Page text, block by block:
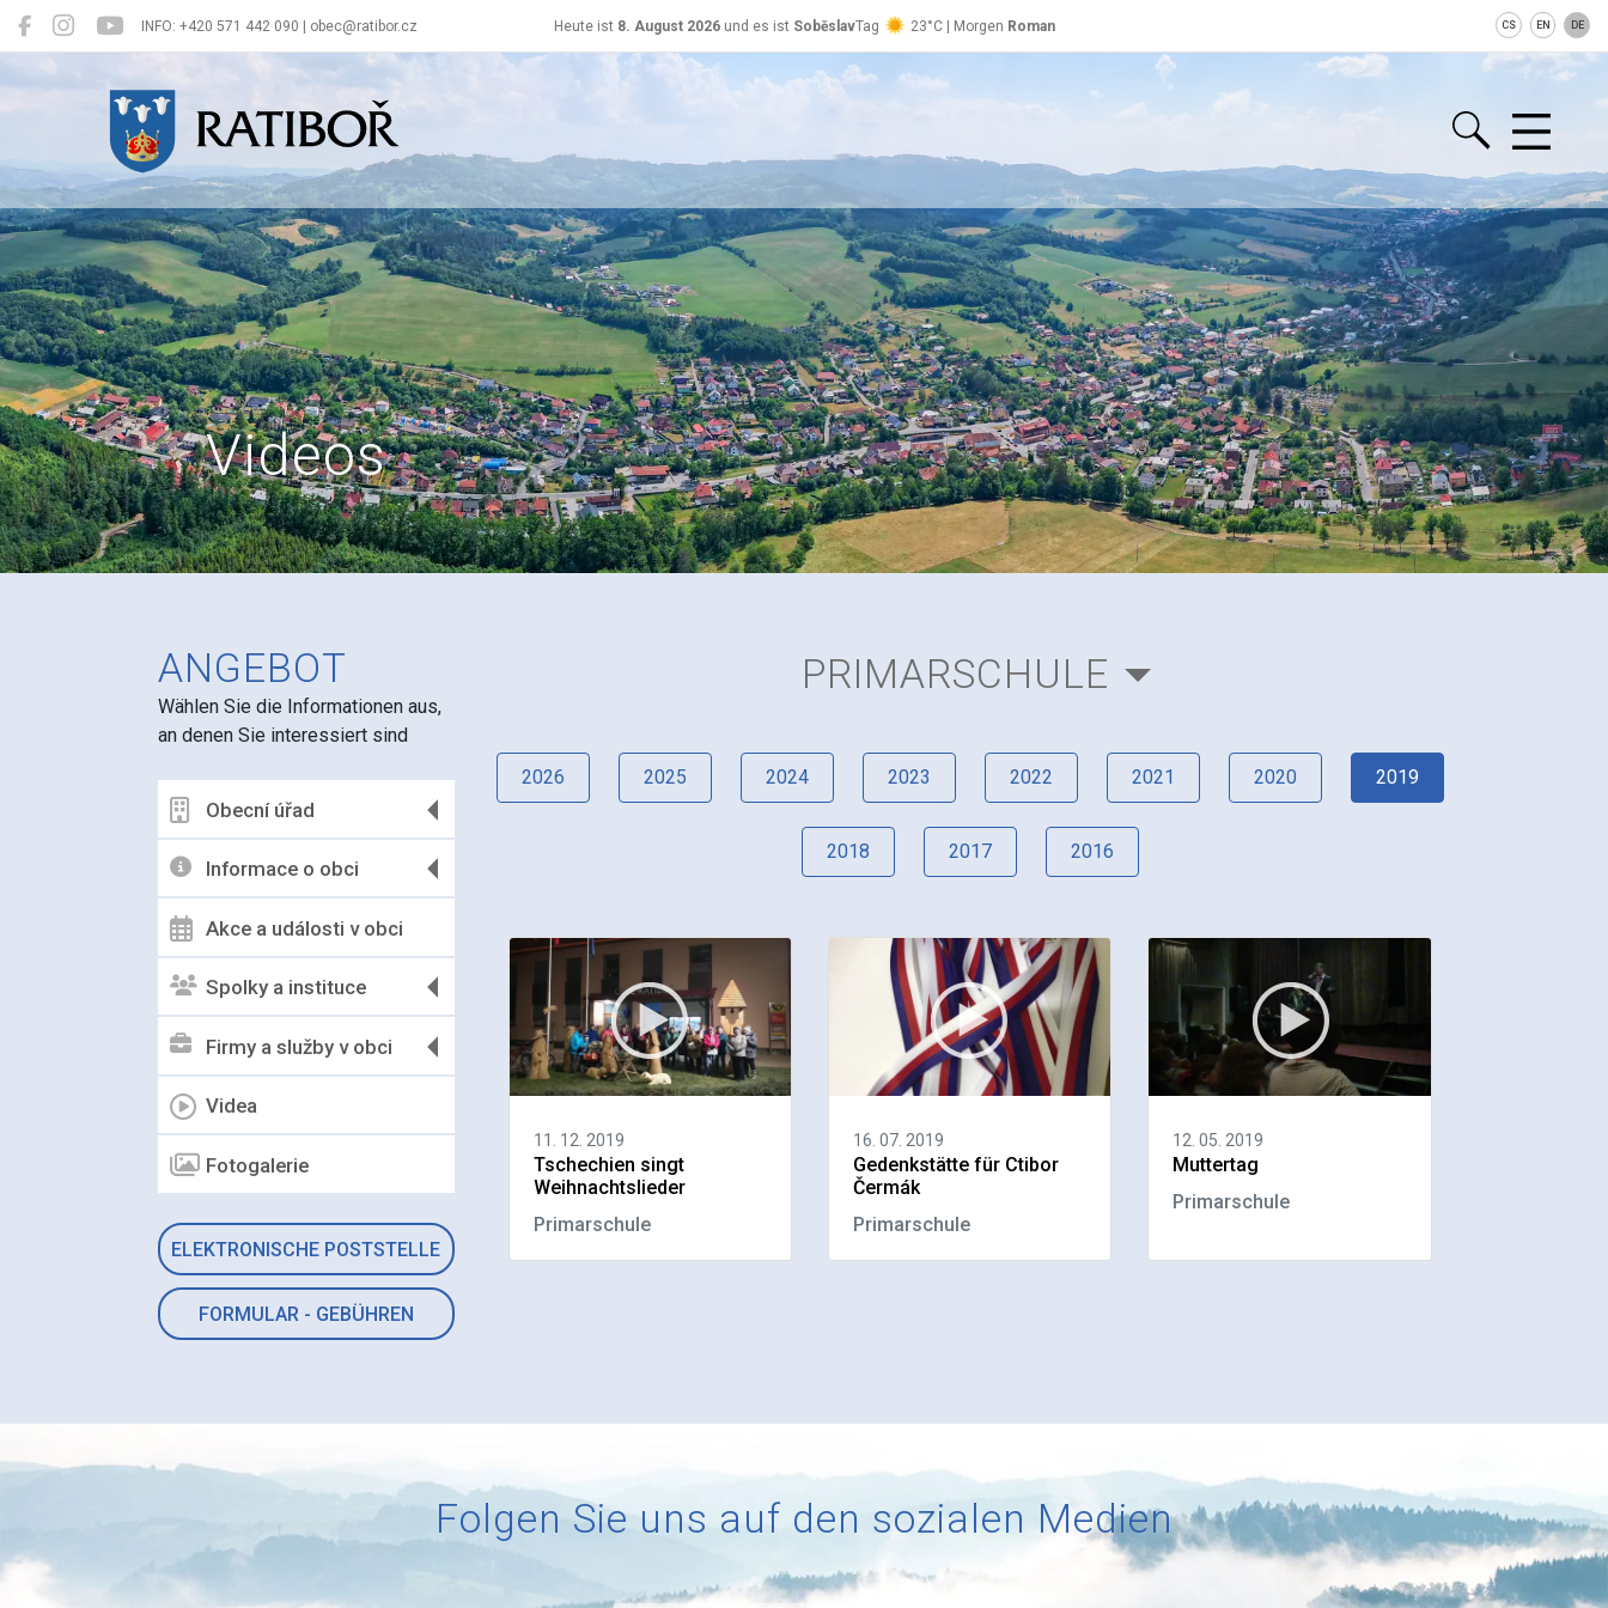
INFO: +420 571 442 090 | obec@ratibor.cz Heute ist 8. August 2026und es ist SoběslavTag 23°C | Morgen Roman
26°C
CS EN DE
Ratiboř
Videos
ANGEBOT
Wählen Sie die Informationen aus,
an denen Sie interessiert sind
Obecní úřad
Informace o obci
Akce a události v obci
Spolky a instituce
Firmy a služby v obci
Videa
Fotogalerie
ELEKTRONISCHE POSTSTELLE
FORMULAR - GEBÜHREN
PRIMARSCHULE
2026 2025 2024 2023 2022 2021 2020 2019
2018 2017 2016
11. 12. 2019
Tschechien singt
Weihnachtslieder
Primarschule
16. 07. 2019
Gedenkstätte für Ctibor
Čermák
Primarschule
12. 05. 2019
Muttertag
Primarschule
Folgen Sie uns auf den sozialen Medien